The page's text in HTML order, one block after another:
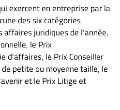
exercent en entreprise par la
des six catégories
affaires juridiques de l'année,
le Prix
d'affaires, le Prix Conseiller
petite ou moyenne taille, le
et le Prix Litige et